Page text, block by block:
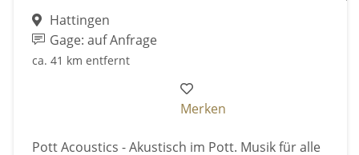
Hattingen
Gage: auf Anfrage
ca. 41 km entfernt
Merken
Pott Acoustics - Akustisch im Pott. Musik für alle